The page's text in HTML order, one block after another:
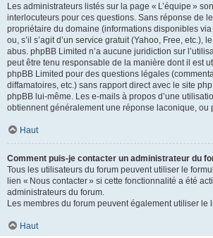
Les administrateurs listés sur la page « L’équipe »
interlocuteurs pour ces questions. Sans réponse de
propriétaire du domaine (informations disponibles via
ou, s’il s’agit d’un service gratuit (Yahoo, Free, etc.),
abus. phpBB Limited n’a aucune juridiction sur
peut être tenu responsable de la manière dont il est
phpBB Limited pour des questions légales
diffamatoires, etc.) sans rapport direct avec le site
phpBB lui-même. Les e-mails à propos d’une
obtiennent généralement une réponse laconique, ou
Haut
Comment puis-je contacter un administrateur du
Tous les utilisateurs du forum peuvent utiliser le
lien « Nous contacter » si cette fonctionnalité a été
administrateurs du forum.
Les membres du forum peuvent également utiliser le
Haut